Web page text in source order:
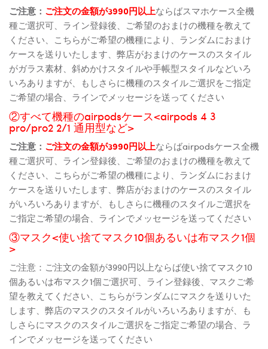
ご注意： ご注文の金額が3990円以上ならばスマホケース全機
種ご選択可、ライン登録後、ご希望のおまけの機種を教えて
ください、こちらがご希望の機種により、ランダムにおまけ
ケースを送りいたします、弊店がおまけのケースのスタイル
がガラス素材、斜めかけスタイルや手帳型スタイルなどいろ
いろありますが、もしさらに機種のスタイルご選択をご指定
ご希望の場合、ラインでメッセージを送ってください
②すべて機種のairpodsケース<airpods 4 3
pro/pro2 2/1 通用型など>
ご注意： ご注文の金額が3990円以上ならばairpodsケース全機
種ご選択可、ライン登録後、ご希望のおまけの機種を教えて
ください、こちらがご希望の機種により、ランダムにおまけ
ケースを送りいたします、弊店がおまけのケースのスタイル
がいろいろありますが、もしさらに機種のスタイルご選択を
ご指定ご希望の場合、ラインでメッセージを送ってください
③マスク<使い捨てマスク10個あるいは布マスク1個
>
ご注意：ご注文の金額が3990円以上ならば使い捨てマスク10
個あるいは布マスク1個ご選択可、ライン登録後、マスクご希
望を教えてください、こちらがランダムにマスクを送りいた
します、弊店のマスクのスタイルがいろいろありますが、も
しさらにマスクのスタイルご選択をご指定ご希望の場合、ラ
インでメッセージを送ってください